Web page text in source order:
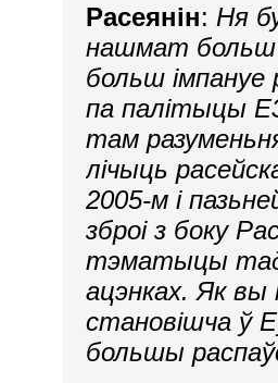
Расеянін: Ня
нашмат больш
больш імпануе
па палітыцы
там
лічыць
2005-м і
зброі з боку
тэматыцы
ацэнках. Як вы
становішча ў
большы